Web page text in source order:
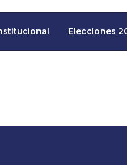
Elecciones